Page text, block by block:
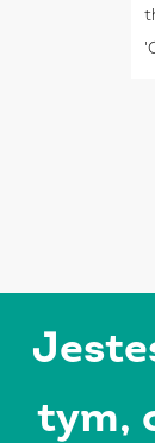
tym,